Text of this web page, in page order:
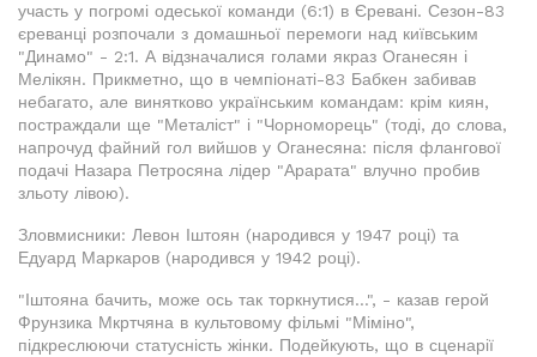
участь у погромі одеської команди (6:1) в Єревані. Сезон-83
єреванці розпочали з домашньої перемоги над київським
"Динамо" - 2:1. А відзначалися голами якраз Оганесян і
Мелікян. Прикметно, що в чемпіонаті-83 Бабкен забивав
небагато, але винятково українським командам: крім киян,
постраждали ще "Металіст" і "Чорноморець" (тоді, до слова,
напрочуд файний гол вийшов у Оганесяна: після флангової
подачі Назара Петросяна лідер "Арарата" влучно пробив
зльоту лівою).
Зловмисники: Левон Іштоян (народився у 1947 році) та
Едуард Маркаров (народився у 1942 році).
"Іштояна бачить, може ось так торкнутися...", - казав герой
Фрунзика Мкртчяна в культовому фільмі "Міміно",
підкреслюючи статусність жінки. Подейкують, що в сценарії